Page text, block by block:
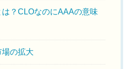
？CLOなのにAAAの意味
の拡大